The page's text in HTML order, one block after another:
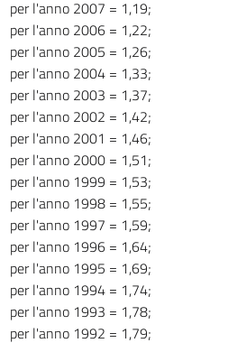
per l'anno 2007 = 1,19;
per l'anno 2006 = 1,22;
per l'anno 2005 = 1,26;
per l'anno 2004 = 1,33;
per l'anno 2003 = 1,37;
per l'anno 2002 = 1,42;
per l'anno 2001 = 1,46;
per l'anno 2000 = 1,51;
per l'anno 1999 = 1,53;
per l'anno 1998 = 1,55;
per l'anno 1997 = 1,59;
per l'anno 1996 = 1,64;
per l'anno 1995 = 1,69;
per l'anno 1994 = 1,74;
per l'anno 1993 = 1,78;
per l'anno 1992 = 1,79;